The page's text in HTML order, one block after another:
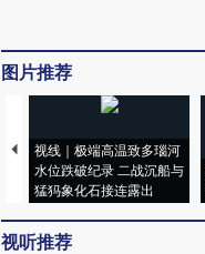
图片推荐
视线｜极端高温致多瑙河
水位跌破纪录 二战沉船与
猛犸象化石接连露出
视听推荐